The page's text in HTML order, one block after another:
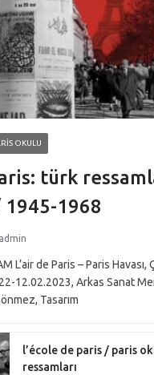
OKULU
türk
1945-1968
admin
L’air de Paris – Paris Havası,
12.02.2023, Arkas Sanat
Tasarım
l’école de paris / paris
ressamları